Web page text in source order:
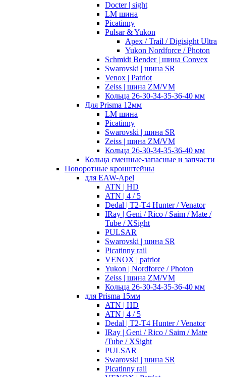
Docter | sight
LM шина
Picatinny
Pulsar & Yukon
Apex / Trail / Digisight Ultra
Yukon Nordforce / Photon
Schmidt Bender | шина Convex
Swarovski | шина SR
Venox | Patriot
Zeiss | шина ZM/VM
Кольца 26-30-34-35-36-40 мм
Для Prisma 12мм
LM шина
Picatinny
Swarovski | шина SR
Zeiss | шина ZM/VM
Кольца 26-30-34-35-36-40 мм
Кольца сменные-запасные и запчасти
Поворотные кронштейны
для EAW-Apel
ATN | HD
ATN | 4 / 5
Dedal | T2-T4 Hunter / Venator
IRay | Geni / Rico / Saim / Mate /
Tube / XSight
PULSAR
Swarovski | шина SR
Picatinny rail
VENOX | patriot
Yukon | Nordforce / Photon
Zeiss | шина ZM/VM
Кольца 26-30-34-35-36-40 мм
для Prisma 15мм
ATN | HD
ATN | 4 / 5
Dedal | T2-T4 Hunter / Venator
IRay | Geni / Rico / Saim / Mate
/Tube / XSight
PULSAR
Swarovski | шина SR
Picatinny rail